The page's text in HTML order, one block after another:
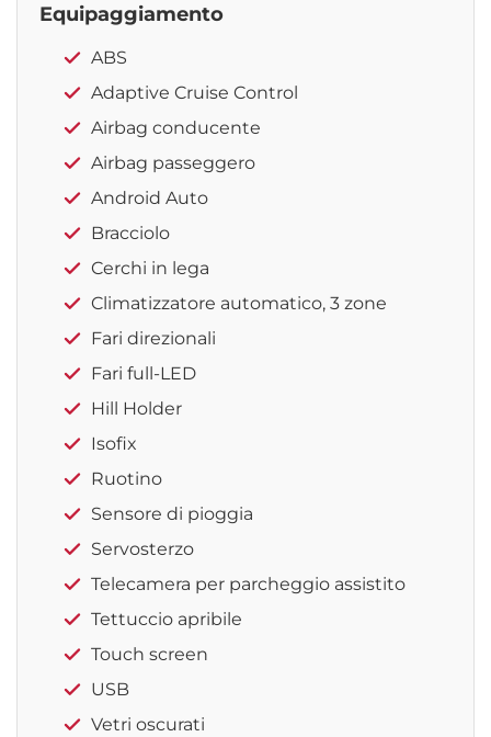
Equipaggiamento
ABS
Adaptive Cruise Control
Airbag conducente
Airbag passeggero
Android Auto
Bracciolo
Cerchi in lega
Climatizzatore automatico, 3 zone
Fari direzionali
Fari full-LED
Hill Holder
Isofix
Ruotino
Sensore di pioggia
Servosterzo
Telecamera per parcheggio assistito
Tettuccio apribile
Touch screen
USB
Vetri oscurati